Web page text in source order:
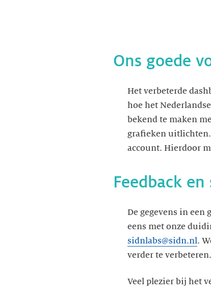
Ons goede
Het verbeterde
hoe het
bekend te maken
grafieken uitlichten.
account. Hierdoor
Feedback
De gegevens in
eens met onze
sidnlabs@sidn.nl.
verder te verbeteren.
Veel plezier bij het